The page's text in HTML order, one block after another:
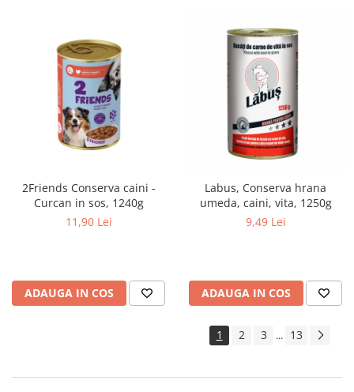
2Friends Conserva caini -
Curcan in sos, 1240g
11,90 Lei
ADAUGA IN COS
Labus, Conserva hrana
umeda, caini, vita, 1250g
9,49 Lei
ADAUGA IN COS
1 2 3 ... 13